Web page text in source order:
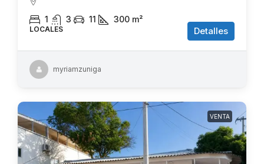
1 3 11 300 m²
LOCALES Detalles
myriamzuniga
VENTA